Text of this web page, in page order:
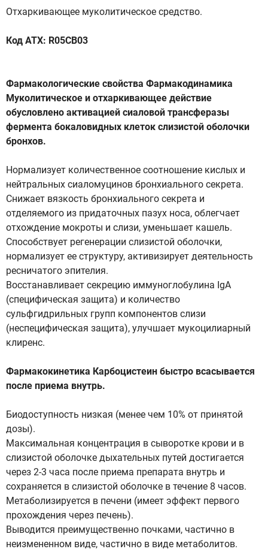
Отхаркивающее муколитическое средство.
Код ATX: R05CB03
Фармакологические свойства Фармакодинамика
Муколитическое и отхаркивающее действие
обусловлено активацией сиаловой трансферазы
фермента бокаловидных клеток слизистой оболочки
бронхов.
Нормализует количественное соотношение кислых и
нейтральных сиаломуцинов бронхиального секрета.
Снижает вязкость бронхиального секрета и
отделяемого из придаточных пазух носа, облегчает
отхождение мокроты и слизи, уменьшает кашель.
Способствует регенерации слизистой оболочки,
нормализует ее структуру, активизирует деятельность
ресничатого эпителия.
Восстанавливает секрецию иммуноглобулина IgA
(специфическая защита) и количество
сульфгидрильных групп компонентов слизи
(неспецифическая защита), улучшает мукоцилиарный
клиренс.
Фармакокинетика Карбоцистеин быстро всасывается
после приема внутрь.
Биодоступность низкая (менее чем 10% от принятой
дозы).
Максимальная концентрация в сыворотке крови и в
слизистой оболочке дыхательных путей достигается
через 2-3 часа после приема препарата внутрь и
сохраняется в слизистой оболочке в течение 8 часов.
Метаболизируется в печени (имеет эффект первого
прохождения через печень).
Выводится преимущественно почками, частично в
неизмененном виде, частично в виде метаболитов.